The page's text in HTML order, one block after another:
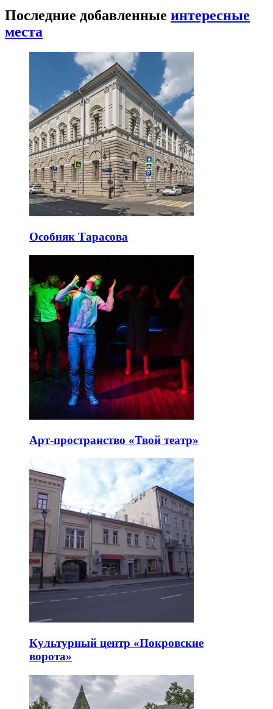
Последние добавленные интересные
места
Особняк Тарасова
Арт-пространство «Твой театр»
Культурный центр «Покровские
ворота»